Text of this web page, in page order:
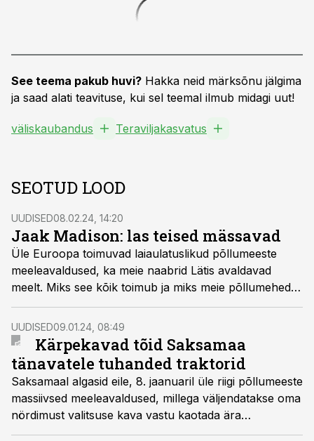
See teema pakub huvi? Hakka neid märksõnu jälgima
ja saad alati teavituse, kui sel teemal ilmub midagi uut!
väliskaubandus Teraviljakasvatus
SEOTUD LOOD
UUDISED08.02.24, 14:20
Jaak Madison: las teised mässavad
Üle Euroopa toimuvad laiaulatuslikud põllumeeste
meeleavaldused, ka meie naabrid Lätis avaldavad
meelt. Miks see kõik toimub ja miks meie põllumehed
vaikivad? Europarlamendi saadiku Jaak Madisoni
sõnul peavad meie ettevõtjad esmalt endale otsa
vaatama – orjarahva mentaliteedist tuleb lahti saada ja
oma sõna maksma panna nii nagu seda teevad
põllumehed Euroopas juba nädalaid.
UUDISED09.01.24, 08:49
Kärpekavad tõid Saksamaa
tänavatele tuhanded traktorid
Saksamaal algasid eile, 8. jaanuaril üle riigi põllumeeste
massiivsed meeleavaldused, millega väljendatakse oma
nördimust valitsuse kava vastu kaotada ära
põllumajanduskütusele kehtiv aktsiisisoodustus.